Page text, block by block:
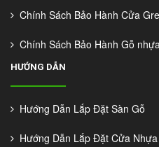
Chính Sách Bảo Hành Cửa
Chính Sách Bảo Hành Gỗ
HƯỚNG DẪN
Hướng Dẫn Lắp Đặt Sàn Gỗ
Hướng Dẫn Lắp Đặt Cửa Nhựa